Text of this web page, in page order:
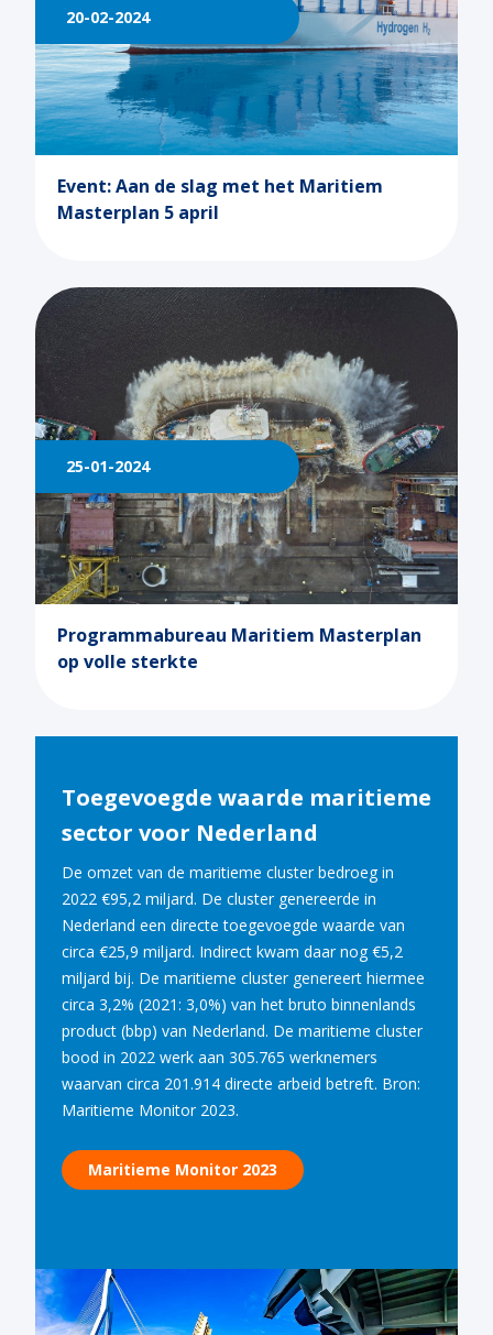
20-02-2024
Event: Aan de slag met het Maritiem
Masterplan 5 april
25-01-2024
Programmabureau Maritiem Masterplan
op volle sterkte
Toegevoegde waarde maritieme
sector voor Nederland
De omzet van de maritieme cluster bedroeg in
2022 €95,2 miljard. De cluster genereerde in
Nederland een directe toegevoegde waarde van
circa €25,9 miljard. Indirect kwam daar nog €5,2
miljard bij. De maritieme cluster genereert hiermee
circa 3,2% (2021: 3,0%) van het bruto binnenlands
product (bbp) van Nederland. De maritieme cluster
bood in 2022 werk aan 305.765 werknemers
waarvan circa 201.914 directe arbeid betreft. Bron:
Maritieme Monitor 2023.
Maritieme Monitor 2023